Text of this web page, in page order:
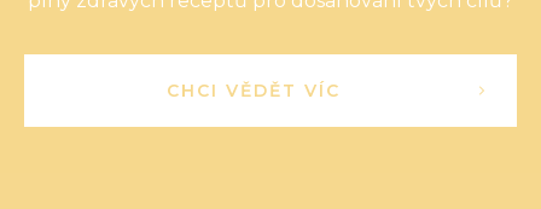
CHCI VĚDĚT VÍC